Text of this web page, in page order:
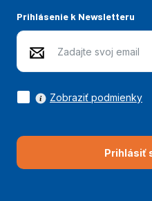
Prihlásenie k Newsletteru
Prihlásiť
Zobraziť podmienky